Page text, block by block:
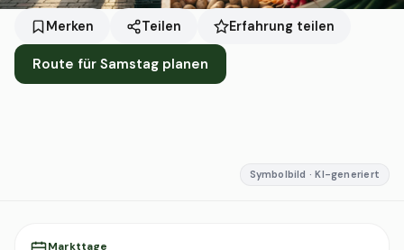
Merken Teilen Erfahrung teilen
Route für Samstag planen
Symbolbild · KI-generiert
Markttage